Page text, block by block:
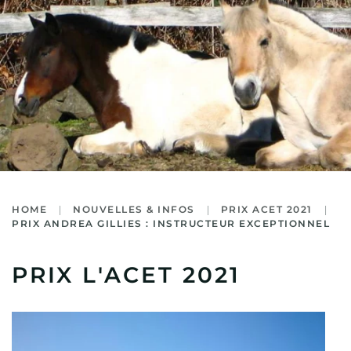
HOME NOUVELLES & INFOS
PRIX ACET 2021
PRIX ANDREA GILLIES : INSTRUCTEUR EXCEPTIONNEL
PRIX L'ACET 2021